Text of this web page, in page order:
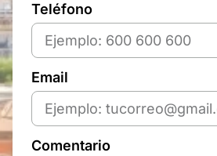
Teléfono
Email
Comentario